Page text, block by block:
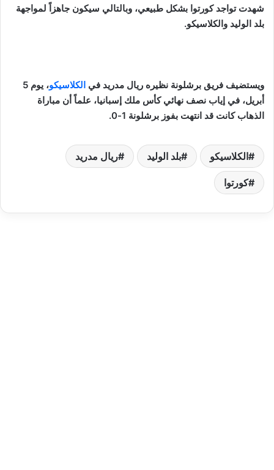
شهدت تواجد كورتوا بشكل طبيعي، وبالتالي سيكون جاهزاً لمواجهة
بلد الوليد والكلاسيكو.
ويستضيف فريق برشلونة نظيره ريال مدريد في الكلاسيكو
، يوم 5
أبريل، في إياب نصف نهائي كأس ملك إسبانيا، علماً أن مباراة
الذهاب كانت قد انتهت بفوز برشلونة 1-0.
الكلاسيكو بلد الوليد ريال مدريد
كورتوا